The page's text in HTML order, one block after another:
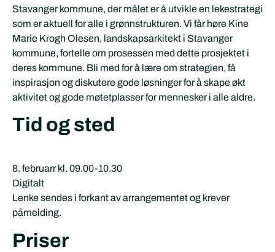
Stavanger kommune, der målet er å utvikle en lekestrategi
som er aktuell for alle i grønnstrukturen. Vi får høre Kine
Marie Krogh Olesen, landskapsarkitekt i Stavanger
kommune, fortelle om prosessen med dette prosjektet i
deres kommune. Bli med for å lære om strategien, få
inspirasjon og diskutere gode løsninger for å skape økt
aktivitet og gode møtetplasser for mennesker i alle aldre.
Tid og sted
8. februarr kl. 09.00-10.30
Digitalt
Lenke sendes i forkant av arrangementet og krever
påmelding.
Priser